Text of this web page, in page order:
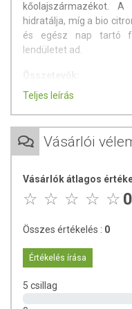
kőolajszármazékot.
hidratálja, míg a bio
és egész nap tartó
lendületet ad.
Aqua, Sodium Coco-
Glucoside, Mentha
Citratus Leaf Oil*,
Glycerin, Sodium
Sodium Benzoate,
Limonene.
(*) – ellenőrzött
lezárt dobozban.
Felhasználható:
szimbólum ( hó ).
Forgalmazó:
Teljes leírás
Vásárlói
Vásárlók átlagos
0
Összes értékelés : 0
Értékelés írása
5 csillag